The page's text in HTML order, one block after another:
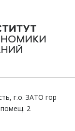
г.о. ЗАТО гор
помещ. 2